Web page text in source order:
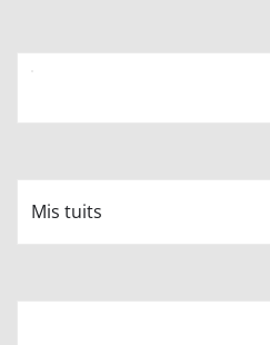
Mis tuits